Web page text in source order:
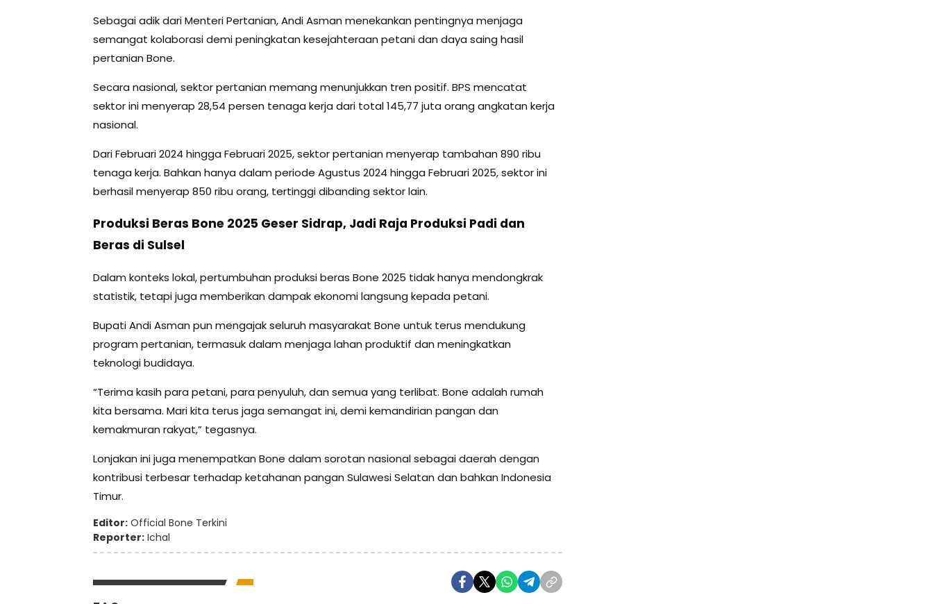
Sebagai adik dari Menteri Pertanian, Andi Asman menekankan pentingnya menjaga
semangat kolaborasi demi peningkatan kesejahteraan petani dan daya saing hasil
pertanian Bone.
Secara nasional, sektor pertanian memang menunjukkan tren positif. BPS mencatat
sektor ini menyerap 28,54 persen tenaga kerja dari total 145,77 juta orang angkatan kerja
nasional.
Dari Februari 2024 hingga Februari 2025, sektor pertanian menyerap tambahan 890 ribu
tenaga kerja. Bahkan hanya dalam periode Agustus 2024 hingga Februari 2025, sektor ini
berhasil menyerap 850 ribu orang, tertinggi dibanding sektor lain.
Produksi Beras Bone 2025 Geser Sidrap, Jadi Raja Produksi Padi dan
Beras di Sulsel
Dalam konteks lokal, pertumbuhan produksi beras Bone 2025 tidak hanya mendongkrak
statistik, tetapi juga memberikan dampak ekonomi langsung kepada petani.
Bupati Andi Asman pun mengajak seluruh masyarakat Bone untuk terus mendukung
program pertanian, termasuk dalam menjaga lahan produktif dan meningkatkan
teknologi budidaya.
“Terima kasih para petani, para penyuluh, dan semua yang terlibat. Bone adalah rumah
kita bersama. Mari kita terus jaga semangat ini, demi kemandirian pangan dan
kemakmuran rakyat,” tegasnya.
Lonjakan ini juga menempatkan Bone dalam sorotan nasional sebagai daerah dengan
kontribusi terbesar terhadap ketahanan pangan Sulawesi Selatan dan bahkan Indonesia
Timur.
Editor: Official Bone Terkini
Reporter: Ichal